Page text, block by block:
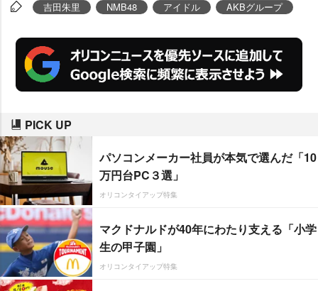
ブック『IDOL MAKE BIBLE@ア
カリン』(主婦の友社)は発売前後
に2度も重版され、7/31付オリコ
ン週間“本”ランキングのファッシ
を獲得するなど、売れ行き好調
だ。ORICON NEWSでは“美容系Y
ouTuber”として活躍する吉田にイ
ンタビューを実施し、人気上昇の
手応えや男性ファンへの想いなど
その本音に迫った。
吉田朱里 NMB48 アイドル AKBグループ
PICK UP
パソコンメーカー社員が本気で選んだ「10
万円台PC３選」
オリコンタイアップ特集
マクドナルドが40年にわたり支える「小学
生の甲子園」
オリコンタイアップ特集